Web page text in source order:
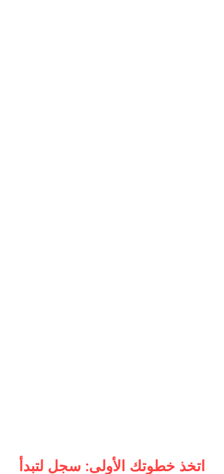
اتخذ خطوتك الأولى: سجل لتبدأ